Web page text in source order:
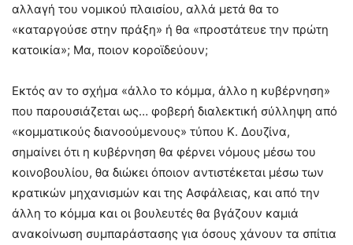
αλλαγή του νομικού πλαισίου, αλλά μετά θα το
«καταργούσε στην πράξη» ή θα «προστάτευε την πρώτη
κατοικία»; Μα, ποιον κοροϊδεύουν;
Εκτός αν το σχήμα «άλλο το κόμμα, άλλο η κυβέρνηση»
που παρουσιάζεται ως… φοβερή διαλεκτική σύλληψη από
«κομματικούς διανοούμενους» τύπου Κ. Δουζίνα,
σημαίνει ότι η κυβέρνηση θα φέρνει νόμους μέσω του
κοινοβουλίου, θα διώκει όποιον αντιστέκεται μέσω των
κρατικών μηχανισμών και της Ασφάλειας, και από την
άλλη το κόμμα και οι βουλευτές θα βγάζουν καμιά
ανακοίνωση συμπαράστασης για όσους χάνουν τα σπίτια